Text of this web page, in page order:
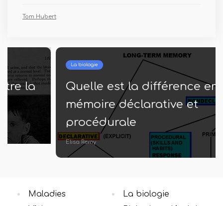
Tom Hubert
Quelle est la différence entre la
mémoire déclarative et
procédurale
Elisa Remy
Maladies
La biologie